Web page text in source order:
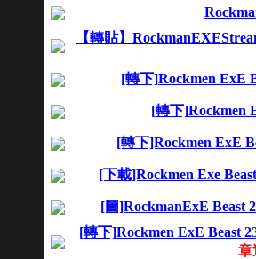
【轉貼】
[轉下]Rockmen ExE
[轉下]Rockmen
[轉下]Rockmen ExE
[下載]Rockmen Exe
[圖]RockmanExE Beast
[轉下]Rockmen ExE Beast
章